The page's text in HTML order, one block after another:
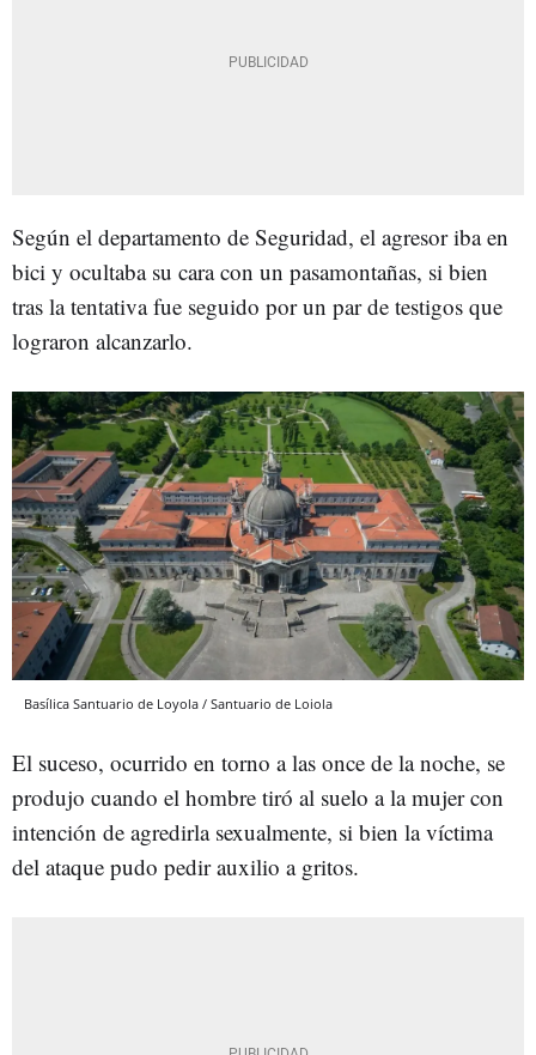
Según el departamento de Seguridad, el agresor iba en
bici y ocultaba su cara con un pasamontañas, si bien
tras la tentativa fue seguido por un par de testigos que
lograron alcanzarlo.
Basílica Santuario de Loyola / Santuario de Loiola
El suceso, ocurrido en torno a las once de la noche, se
produjo cuando el hombre tiró al suelo a la mujer con
intención de agredirla sexualmente, si bien la víctima
del ataque pudo pedir auxilio a gritos.